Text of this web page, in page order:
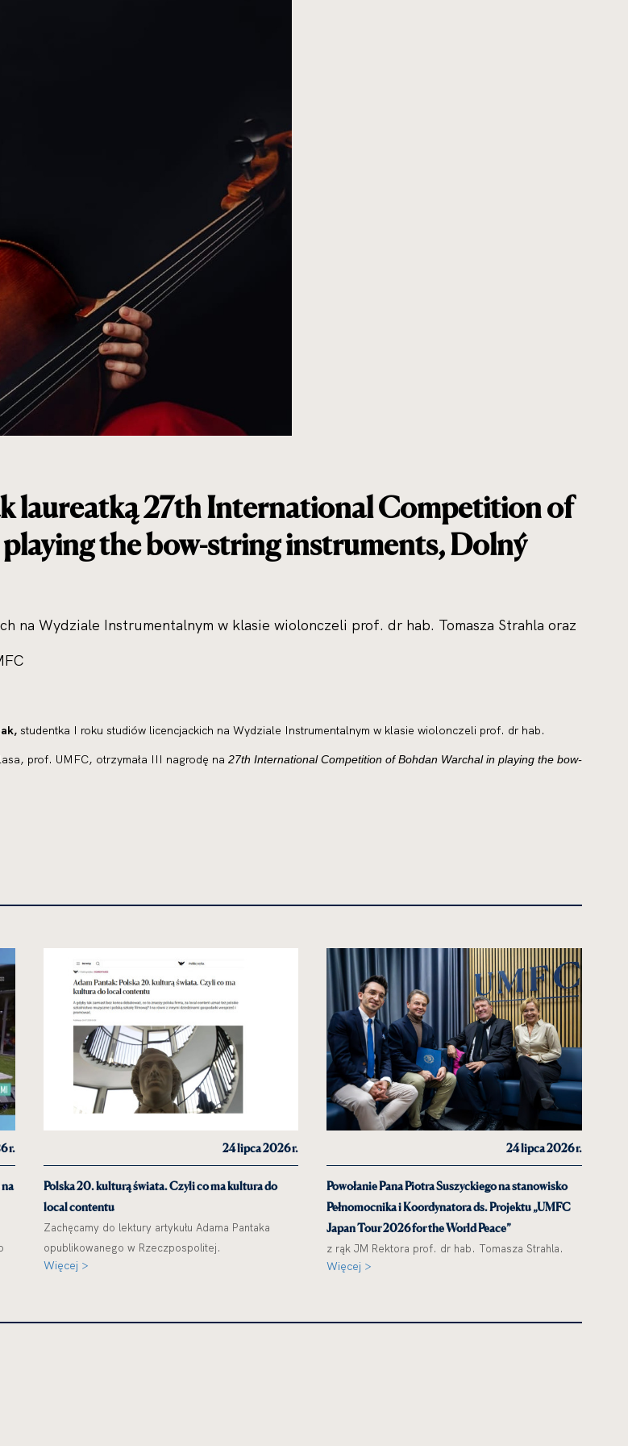
laureatką 27th International Competition of
the bow-string instruments, Dolný
na Wydziale Instrumentalnym w klasie wiolonczeli prof. dr hab. Tomasza Strahla oraz
studentka I roku studiów licencjackich na Wydziale Instrumentalnym w klasie wiolonczeli prof. dr hab.
prof. UMFC, otrzymała III nagrodę na 27th International Competition of Bohdan Warchal in playing the bow-
r. 24 lipca 2026 r.
Polska 20. kulturą świata. Czyli co ma kultura do
local contentu
Zachęcamy do lektury artykułu Adama Pantaka
opublikowanego w Rzeczpospolitej.
Więcej >
24 lipca 2026 r.
Powołanie Pana Piotra Suszyckiego na stanowisko
Pełnomocnika i Koordynatora ds. Projektu „UMFC
Japan Tour 2026 for the World Peace”
z rąk JM Rektora prof. dr hab. Tomasza Strahla.
Więcej >